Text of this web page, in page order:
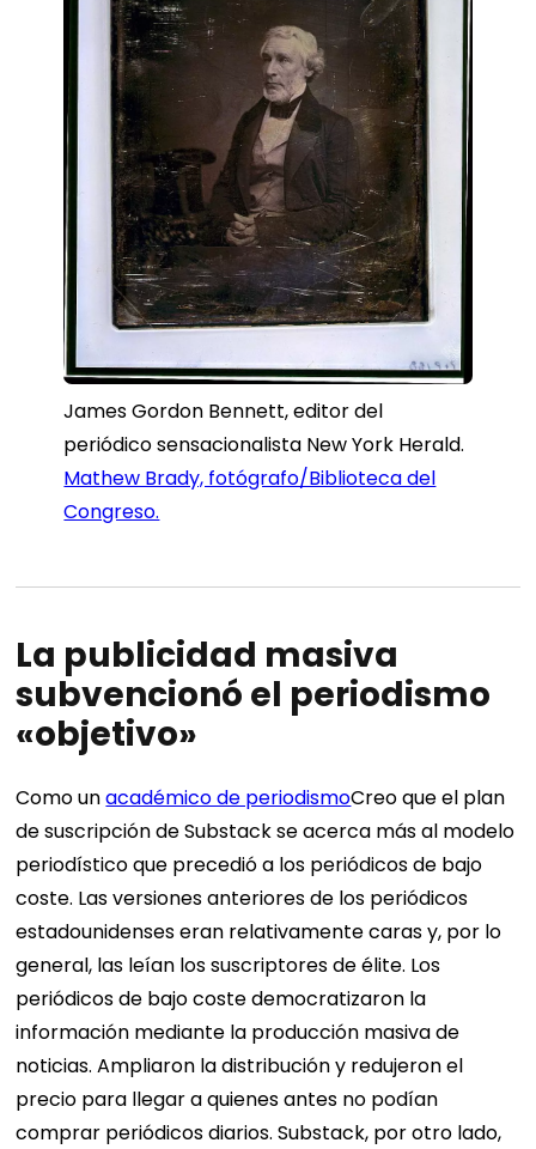
James Gordon Bennett, editor del
periódico sensacionalista New York Herald.
Mathew Brady, fotógrafo/Biblioteca del
Congreso.
La publicidad masiva
subvencionó el periodismo
«objetivo»
Como unacadémico de periodismoCreo que el plan
de suscripción de Substack se acerca más al modelo
periodístico que precedió a los periódicos de bajo
coste. Las versiones anteriores de los periódicos
estadounidenses eran relativamente caras y, por lo
general, las leían los suscriptores de élite. Los
periódicos de bajo coste democratizaron la
información mediante la producción masiva de
noticias. Ampliaron la distribución y redujeron el
precio para llegar a quienes antes no podían
comprar periódicos diarios. Substack, por otro lado,